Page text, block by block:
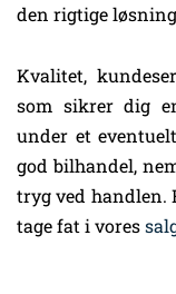
den rigtige
Kvalitet,
som sikrer dig
under et
god bilhandel,
tryg ved handlen.
tage fat i vores